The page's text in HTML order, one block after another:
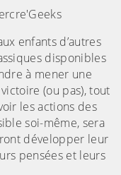
enfants d’autres
disponibles
à mener une
(ou pas), tout
les actions des
soi-même, sera
développer leur
pensées et leurs